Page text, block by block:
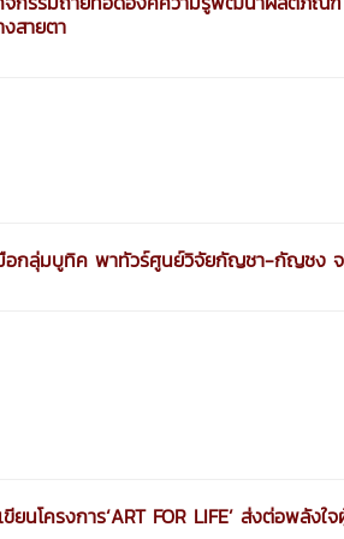
สายตา
อกลุ่มบูทิค พาทัวร์ศูนย์วิจัยกัญชา-กัญชง
นโครงการ‘ART FOR LIFE’ ส่งต่อพลังใ